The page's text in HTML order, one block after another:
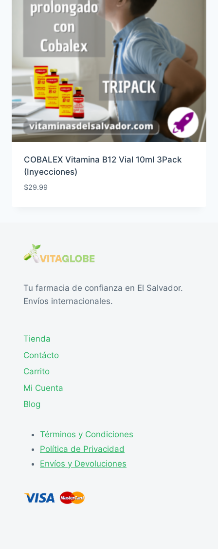
COBALEX Vitamina B12 Vial 10ml 3Pack
(Inyecciones)
$29.99
Tu farmacia de confianza en El Salvador.
Envíos internacionales.
Tienda
Contácto
Carrito
Mi Cuenta
Blog
Términos y Condiciones
Política de Privacidad
Envíos y Devoluciones